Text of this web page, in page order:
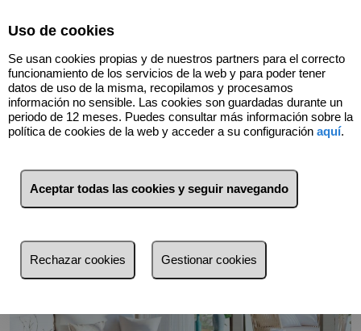
Volver
Uso de cookies
Se usan cookies propias y de nuestros partners para el correcto
funcionamiento de los servicios de la web y para poder tener
datos de uso de la misma, recopilamos y procesamos
información no sensible. Las cookies son guardadas durante un
periodo de 12 meses. Puedes consultar más información sobre la
política de cookies de la web y acceder a su configuración aquí.
Aceptar todas las cookies y seguir navegando
Rechazar cookies Gestionar cookies